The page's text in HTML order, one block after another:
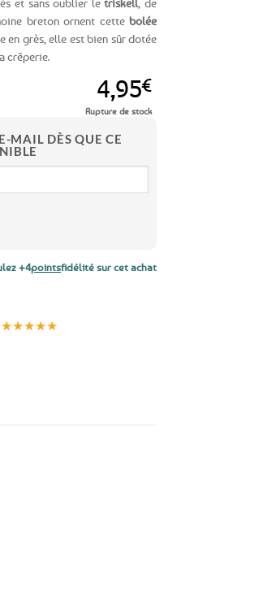
et sans oublier letriskell , de
breton ornent cette bolée
en grès, elle est bien sûr dotée
crêperie.
4,95€
Rupture de stock
MAIL DÈS QUE CE
+4pointsfidélité sur cet achat
★★★★★